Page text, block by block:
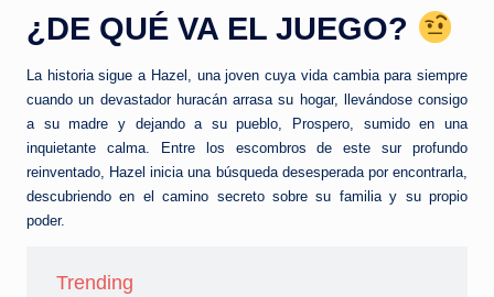
¿DE QUÉ VA EL JUEGO?
La historia sigue a Hazel, una joven cuya vida cambia para siempre
cuando un devastador huracán arrasa su hogar, llevándose consigo
a su madre y dejando a su pueblo, Prospero, sumido en una
inquietante calma. Entre los escombros de este sur profundo
reinventado, Hazel inicia una búsqueda desesperada por encontrarla,
descubriendo en el camino secreto sobre su familia y su propio
poder.
Trending